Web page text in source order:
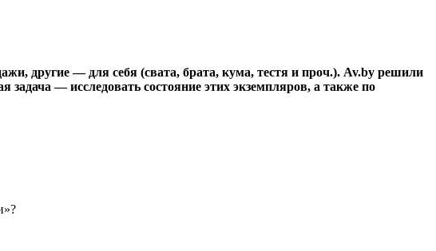
другие — для себя (свата, брата, кума, тестя и проч.). Av.by решили
задача — исследовать состояние этих экземпляров, а также по